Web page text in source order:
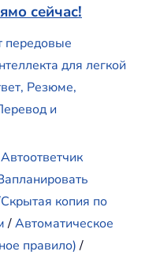
сейчас!
передовые
для легкой
Резюме,
и
Автоответчик
копия по
/Автоматическое
правило)/